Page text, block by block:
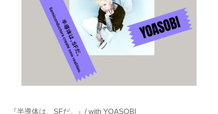
『半導体は、SFだ。』/ with YOASOBI